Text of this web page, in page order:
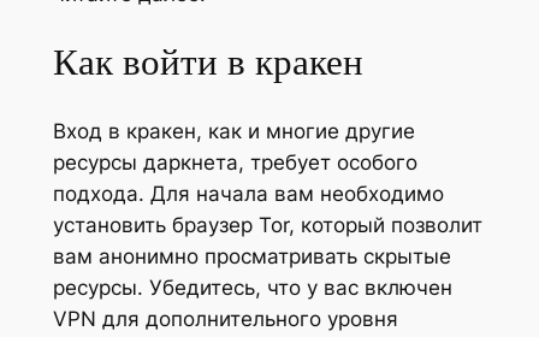
Как войти в кракен
Вход в кракен, как и многие другие
ресурсы даркнета, требует особого
подхода. Для начала вам необходимо
установить браузер Tor, который позволит
вам анонимно просматривать скрытые
ресурсы. Убедитесь, что у вас включен
VPN для дополнительного уровня